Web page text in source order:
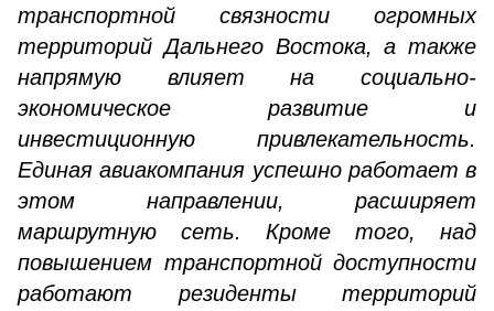
транспортной связности огромных
территорий Дальнего Востока, а также
напрямую влияет на социально-
экономическое развитие и
инвестиционную привлекательность.
Единая авиакомпания успешно работает в
этом направлении, расширяет
маршрутную сеть. Кроме того, над
повышением транспортной доступности
работают резиденты территорий